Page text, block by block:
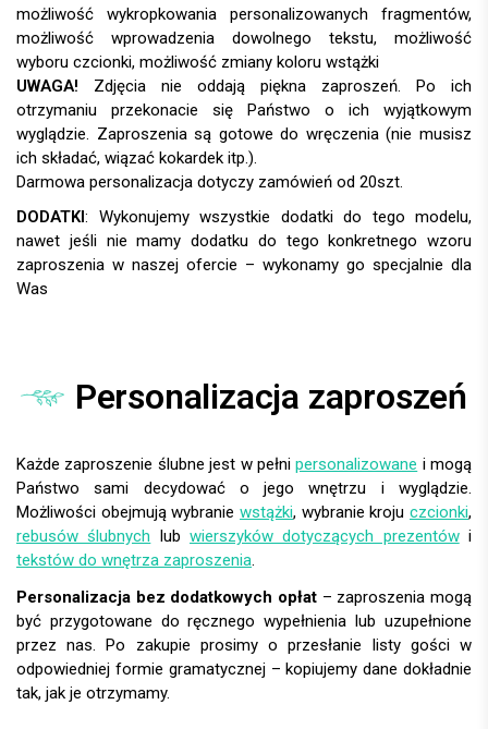
UWAGA!
DODATKI:
Personalizacja zaproszeń
Każde zaproszenie ślubne jest w pełnipersonalizowane i mogą
Państwo sami decydować o jego wnętrzu i wyglądzie.
Możliwości obejmują wybranie wstążki, wybranie kroju czcionki,
rebusów ślubnych lubwierszyków dotyczących prezentówi
tekstów do wnętrza zaproszenia.
Personalizacja bez dodatkowych opłat – zaproszenia mogą
być przygotowane do ręcznego wypełnienia lub uzupełnione
przez nas. Po zakupie prosimy o przesłanie listy gości w
odpowiedniej formie gramatycznej – kopiujemy dane dokładnie
tak, jak je otrzymamy.